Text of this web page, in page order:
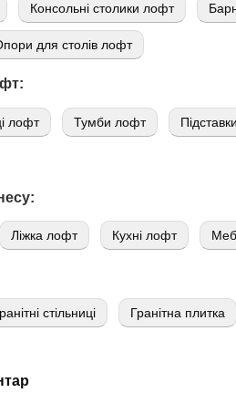
Консольні столики лофт
для столів лофт
лофт Тумби лофт
Ліжка лофт Кухні лофт
стільниці Гранітна плитка